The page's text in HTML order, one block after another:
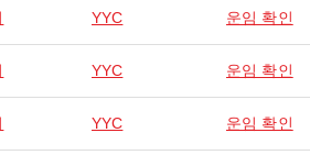
YYC 운임 확인
YYC 운임 확인
YYC 운임 확인